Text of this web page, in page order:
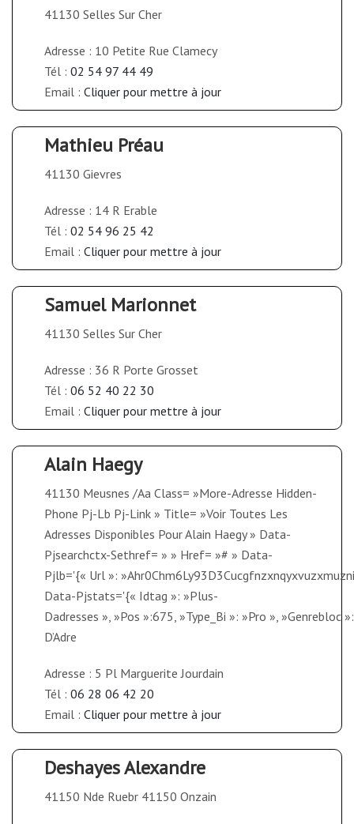
41130 Selles Sur Cher
Adresse : 10 Petite Rue Clamecy
Tél : 02 54 97 44 49
Email : Cliquer pour mettre à jour
Mathieu Préau
41130 Gievres
Adresse : 14 R Erable
Tél : 02 54 96 25 42
Email : Cliquer pour mettre à jour
Samuel Marionnet
41130 Selles Sur Cher
Adresse : 36 R Porte Grosset
Tél : 06 52 40 22 30
Email : Cliquer pour mettre à jour
Alain Haegy
41130 Meusnes /Aa Class= »More-Adresse Hidden-
Phone Pj-Lb Pj-Link » Title= »Voir Toutes Les
Adresses Disponibles Pour Alain Haegy » Data-
Pjsearchctx-Sethref= » » Href= »# » Data-
Pjlb='{« Url »:
Data-Pjstats='{« Idtag »: »Plus-
Dadresses », »Pos »:675, »Type_Bi »: »Pro », »Genrebloc
D’Adre
Adresse : 5 Pl Marguerite Jourdain
Tél : 06 28 06 42 20
Email : Cliquer pour mettre à jour
Deshayes Alexandre
41150 Nde Ruebr 41150 Onzain